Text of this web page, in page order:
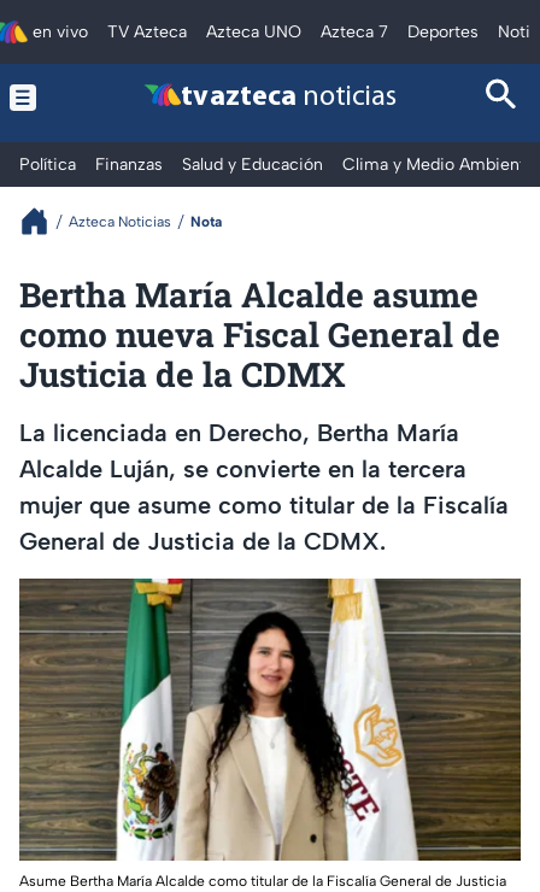
en vivo TV Azteca Azteca UNO Azteca 7 Deportes
tv azteca noticias
Política Finanzas Salud y Educación Clima y Medio Ambiente
Azteca Noticias Nota
Bertha María Alcalde asume
como nueva Fiscal General de
Justicia de la CDMX
La licenciada en Derecho, Bertha María
Alcalde Luján, se convierte en la tercera
mujer que asume como titular de la Fiscalía
General de Justicia de la CDMX.
Asume Bertha María Alcalde como titular de la Fiscalía General de Justicia